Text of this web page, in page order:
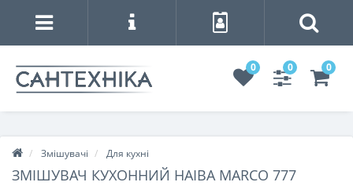
0 0 0
Змішувачі Для кухні
ЗМІШУВАЧ КУХОННИЙ HAIBA MARCO 777